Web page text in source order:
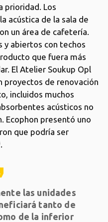
prioridad. Los
acústica de la sala de
un área de cafetería.
y abiertos con techos
que fuera más
El Atelier Soukup Opl
proyectos de renovación
incluidos muchos
acústicos no
Ecophon presentó uno
que podría ser
las unidades
tanto de
de la inferior